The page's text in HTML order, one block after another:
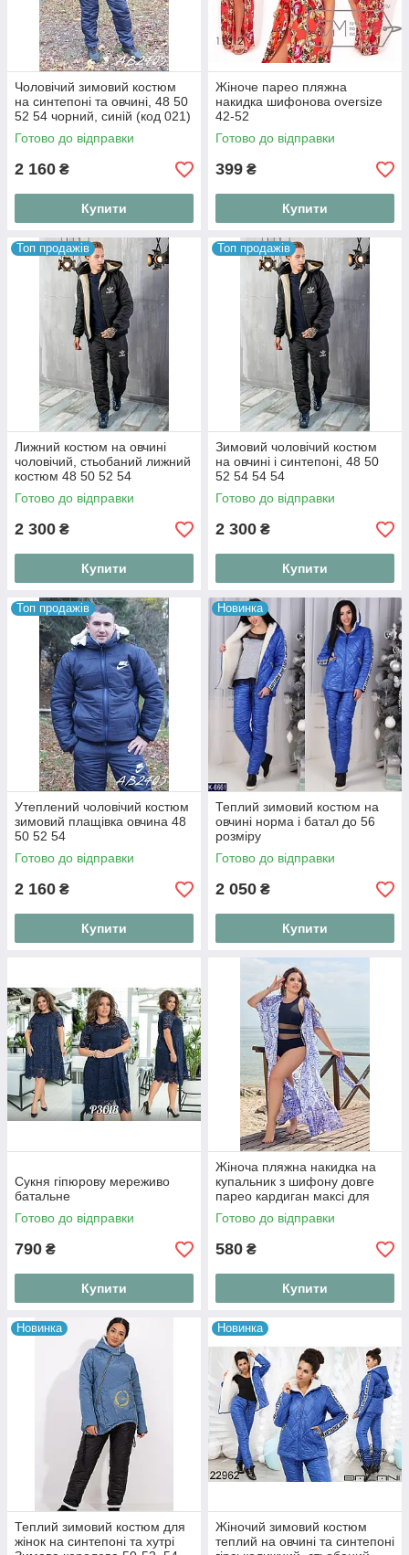
Чоловічий зимовий костюм
на синтепоні та овчині, 48 50
52 54 чорний, синій (код 021)
Готово до відправки
2 160 ₴
Купити
Жіноче парео пляжна
накидка шифонова oversize
42-52
Готово до відправки
399 ₴
Купити
Топ продажів
Лижний костюм на овчині
чоловічий, стьобаний лижний
костюм 48 50 52 54
Готово до відправки
2 300 ₴
Купити
Топ продажів
Зимовий чоловічий костюм
на овчині і синтепоні, 48 50
52 54 54 54
Готово до відправки
2 300 ₴
Купити
Топ продажів
Утеплений чоловічий костюм
зимовий плащівка овчина 48
50 52 54
Готово до відправки
2 160 ₴
Купити
Новинка
Теплий зимовий костюм на
овчині норма і батал до 56
розміру
Готово до відправки
2 050 ₴
Купити
Сукня гіпюрову мереживо
батальне
Готово до відправки
790 ₴
Купити
Жіноча пляжна накидка на
купальник з шифону довге
парео кардиган максі для
курорту та моря Summer
Breeze
Готово до відправки
580 ₴
Купити
Новинка
Теплий зимовий костюм для
жінок на синтепоні та хутрі
Новинка
Жіночий зимовий костюм
теплий на овчині та синтепоні